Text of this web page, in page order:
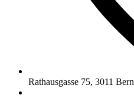
Rathausgasse 75, 3011 Bern